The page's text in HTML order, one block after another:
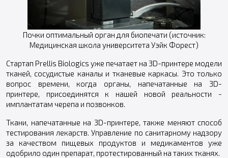
Почки оптимальный орган для биопечати (источник:
Медицинская школа университета Уэйк Форест)
Стартап Prellis Biologics уже печатает на 3D-принтере модели
тканей, сосудистые каналы и тканевые каркасы. Это только
вопрос времени, когда органы, напечатанные на 3D-
принтере, присоединятся к нашей новой реальности -
имплантатам черепа и позвонков.
Ткани, напечатанные на 3D-принтере, также меняют способ
тестирования лекарств. Управление по санитарному надзору
за качеством пищевых продуктов и медикаментов уже
одобрило один препарат, протестированный на таких тканях.